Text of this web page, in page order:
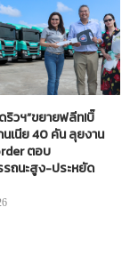
ริวฯ”ขยายฟลีท!บิ๊
เนีย 40 คัน ลุยงาน
ตอบ
รถนะสูง-ประหยัด